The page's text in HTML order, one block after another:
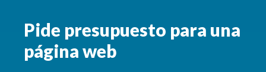
Pide presupuesto para una
página web